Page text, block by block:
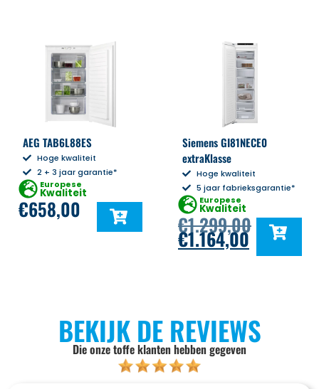
AEG TAB6L88ES
Hoge kwaliteit
2 + 3 jaar garantie*
Europese
Kwaliteit
€658,00
Siemens GI81NECE0
extraKlasse
Hoge kwaliteit
5 jaar fabrieksgarantie*
Europese
Kwaliteit
€1.299,00
€1.164,00
BEKIJK DE REVIEWS
Die onze toffe klanten hebben gegeven